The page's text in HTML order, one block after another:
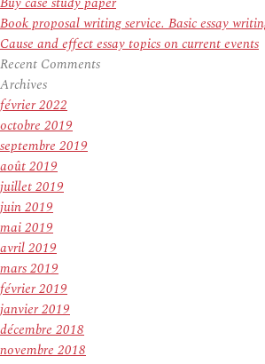
Book proposal writing service. Basic essay
Cause and effect essay topics on current events
Recent Comments
Archives
février 2022
octobre 2019
septembre 2019
août 2019
juillet 2019
juin 2019
mai 2019
avril 2019
mars 2019
février 2019
janvier 2019
décembre 2018
novembre 2018